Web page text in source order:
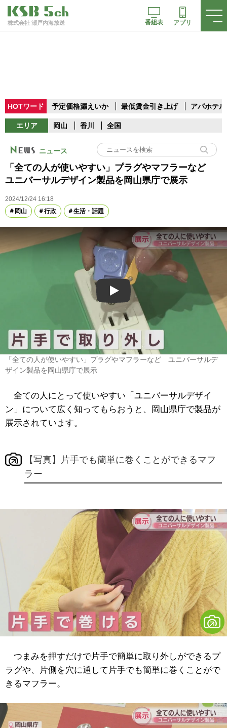
株式会社 瀬戸内海放送 番組表 アプリ
HOTワード 予定価格漏えいか 最低賃金引き上げ アパホテル
エリア 岡山 香川 全国
ニュース
「全ての人が使いやすい」プラグやマフラーなど
ユニバーサルデザイン製品を岡山県庁で展示
2024/12/24 16:18
岡山
行政 生活・話題
Play
「全ての人が使いやすい」プラグやマフラーなど ユニバーサルデ
ザイン製品を岡山県庁で展示
全ての人にとって使いやすい「ユニバーサルデザイ
ン」について広く知ってもらおうと、岡山県庁で製品が
展示されています。
【写真】片手でも簡単に巻くことができるマフ
ラー
つまみを押すだけで片手で簡単に取り外しができるプ
ラグや、片側を穴に通して片手でも簡単に巻くことがで
きるマフラー。